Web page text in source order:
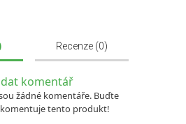
Recenze (0)
komentář
žádné komentáře. Buďte
tento produkt!